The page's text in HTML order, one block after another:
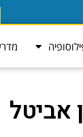
אביטל